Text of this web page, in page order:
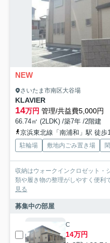
NEW
さいたま市南区大谷場
KLAVIER
14万円 管理/共益費5,000円
66.74㎡ (2LDK) /築7年 /2階建
京浜東北線「南浦和」駅 徒歩
駐輪場 敷地内ごみ置き場
収納はウォークインクロゼット・
類や履き物の整理がしやすく便利
見る
募集中の部屋
C
14万円